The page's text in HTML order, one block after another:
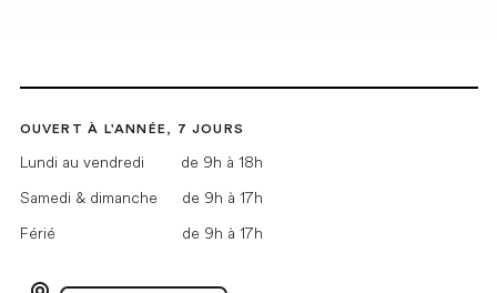
OUVERT À L'ANNÉE, 7 JOURS
Lundi au vendredi
de 9h à 18h
Samedi & dimanche
de 9h à 17h
Férié
de 9h à 17h